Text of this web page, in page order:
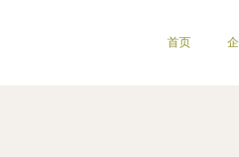
首页